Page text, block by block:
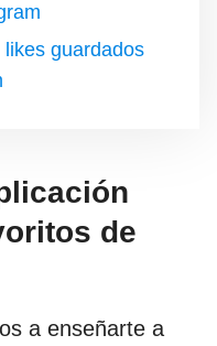
guardados
de
a enseñarte a